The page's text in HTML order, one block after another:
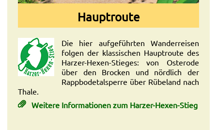
Hauptroute
Die hier aufgeführten Wanderreisen
folgen der klassischen Hauptroute des
Harzer-Hexen-Stieges: von Osterode
über den Brocken und nördlich der
Rappbodetalsperre über Rübeland nach
Thale.
Weitere Informationen zum Harzer-Hexen-Stieg